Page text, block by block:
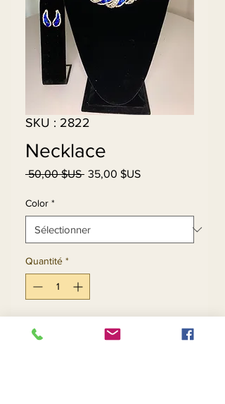
SKU : 2822
Necklace
50,00 $US Prix
35,00 $USPrix
Color *
Quantité *
Ajouter au panier